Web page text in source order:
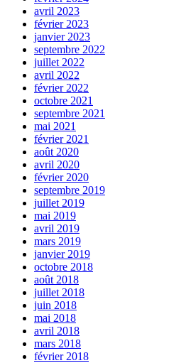
avril 2023
février 2023
janvier 2023
septembre 2022
juillet 2022
avril 2022
février 2022
octobre 2021
septembre 2021
mai 2021
février 2021
août 2020
avril 2020
février 2020
septembre 2019
juillet 2019
mai 2019
avril 2019
mars 2019
janvier 2019
octobre 2018
août 2018
juillet 2018
juin 2018
mai 2018
avril 2018
mars 2018
février 2018